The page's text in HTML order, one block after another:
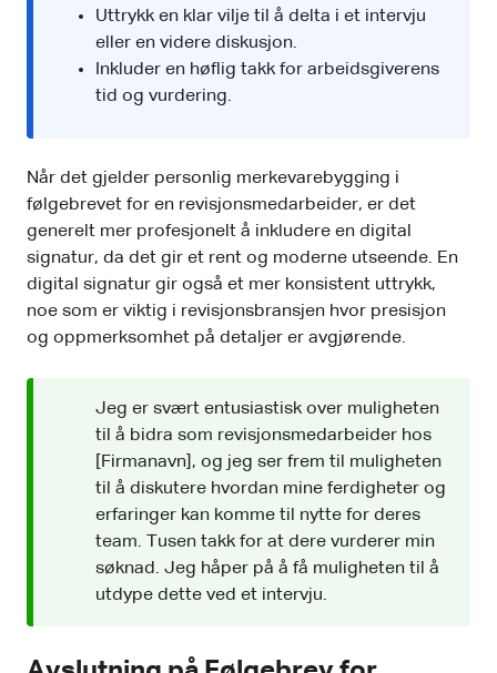
Uttrykk en klar vilje til å delta i et intervju
eller en videre diskusjon.
Inkluder en høflig takk for arbeidsgiverens
tid og vurdering.
Når det gjelder personlig merkevarebygging i
følgebrevet for en revisjonsmedarbeider, er det
generelt mer profesjonelt å inkludere en digital
signatur, da det gir et rent og moderne utseende. En
digital signatur gir også et mer konsistent uttrykk,
noe som er viktig i revisjonsbransjen hvor presisjon
og oppmerksomhet på detaljer er avgjørende.
Jeg er svært entusiastisk over muligheten
til å bidra som revisjonsmedarbeider hos
[Firmanavn], og jeg ser frem til muligheten
til å diskutere hvordan mine ferdigheter og
erfaringer kan komme til nytte for deres
team. Tusen takk for at dere vurderer min
søknad. Jeg håper på å få muligheten til å
utdype dette ved et intervju.